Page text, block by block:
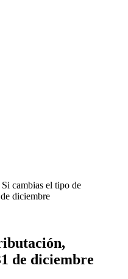
cambias el tipo de
diciembre
de diciembre